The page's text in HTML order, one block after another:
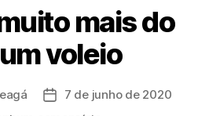
mais do
voleio
Data7 de junho de 2020